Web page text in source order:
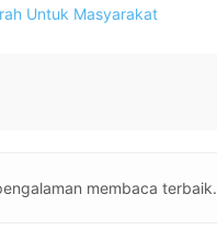
membaca terbaik.